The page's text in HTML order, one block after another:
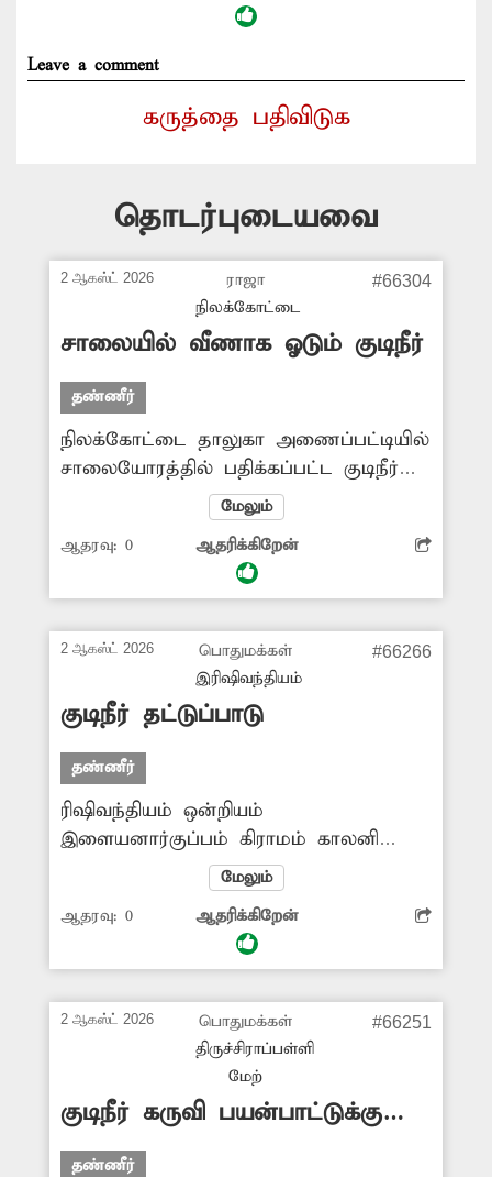
Leave a comment
கருத்தை பதிவிடுக
தொடர்புடையவை
2 ஆகஸ்ட் 2026
ராஜா
நிலக்கோட்டை
#66304
சாலையில் வீணாக ஓடும் குடிநீர்
தண்ணீர்
நிலக்கோட்டை தாலுகா அணைப்பட்டியில்
சாலையோரத்தில் பதிக்கப்பட்ட குடிநீர்
குழாயில், கடந்த சில நாட்களுக்கு முன்பு
உடைப்பு ஏற்பட்டது. இதனால் குடிநீர்
வெளியேறி சாலையில் ஆறாக ஓடி
வீணாகிறது. இதன் காரணமாக
ஏற்பட்டுள்ளது. எனவே குழாய்
உடைப்பை விரைந்து சீரமைக்க
வேண்டும்.
மேலும்
ஆதரவு: 0 ஆதரிக்கிறேன்
2 ஆகஸ்ட் 2026
பொதுமக்கள்
இரிஷிவந்தியம்
#66266
குடிநீர் தட்டுப்பாடு
தண்ணீர்
ரிஷிவந்தியம் ஒன்றியம்
இளையனார்குப்பம் கிராமம் காலனி
பகுதிக்கு குடி தண்ணீர் வரவில்லை.
இதனால் அப்பகுதி மக்கள் கடைகளில்
பணம் கொடுத்து குடிநீர் வாங்கி
பயன்படுத்த வேண்டிய அவல நிலை
சம்பந்தப்பட்டஅதிகாரிகளிடம் புகார்
அளித்தும் நடவடிக்கை
எடுக்கப்படவில்லை. எனவே குடிநீர்
தட்டுப்பாட்டை தவிர்க்க அதிகாரிகள்
உரிய நடவடிக்கை எடுக்க வேண்டியது
அவசியம்.
மேலும்
ஆதரவு: 0 ஆதரிக்கிறேன்
2 ஆகஸ்ட் 2026
பொதுமக்கள்
திருச்சிராப்பள்ளி
மேற்
#66251
குடிநீர் கருவி பயன்பாட்டுக்கு
வருமா?
தண்ணீர்